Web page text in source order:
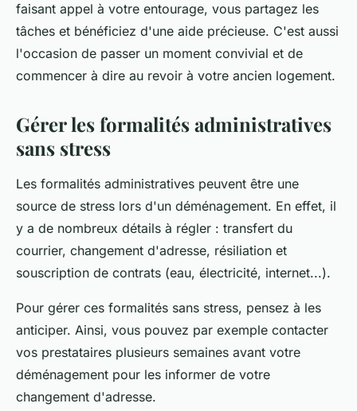
faisant appel à votre entourage, vous partagez les
tâches et bénéficiez d'une aide précieuse. C'est aussi
l'occasion de passer un moment convivial et de
commencer à dire au revoir à votre ancien logement.
Gérer les formalités administratives
sans stress
Les formalités administratives peuvent être une
source de stress lors d'un déménagement. En effet, il
y a de nombreux détails à régler : transfert du
courrier, changement d'adresse, résiliation et
souscription de contrats (eau, électricité, internet...).
Pour gérer ces formalités sans stress, pensez à les
anticiper. Ainsi, vous pouvez par exemple contacter
vos prestataires plusieurs semaines avant votre
déménagement pour les informer de votre
changement d'adresse.